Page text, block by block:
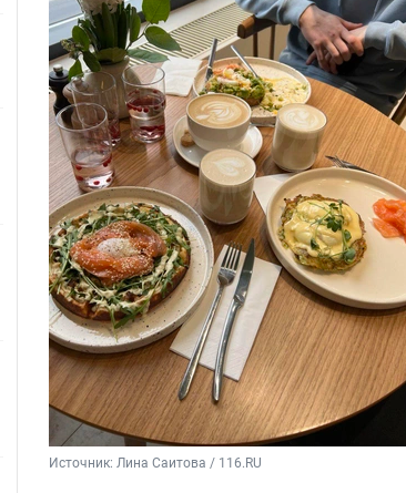
Источник: Лина Саитова / 116.RU